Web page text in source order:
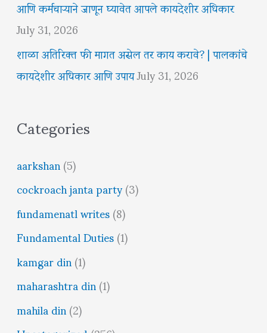
आणि कर्मचाऱ्याने जाणून घ्यावेत आपले कायदेशीर अधिकार
July 31, 2026
शाळा अतिरिक्त फी मागत असेल तर काय करावे? | पालकांचे
कायदेशीर अधिकार आणि उपायJuly 31, 2026
Categories
aarkshan(5)
cockroach janta party(3)
fundamenatl writes(8)
Fundamental Duties(1)
kamgar din(1)
maharashtra din(1)
mahila din(2)